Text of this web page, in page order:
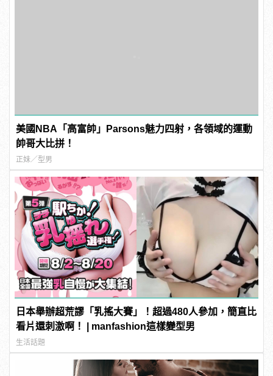
美國NBA「高富帥」Parsons魅力四射，各領域的運動
帥哥大比拼！
正妹／型男
日本舉辦超荒謬「乳搖大賽」！超過480人參加，簡直比
看片還刺激啊！ | manfashion這樣變型男
生活話題